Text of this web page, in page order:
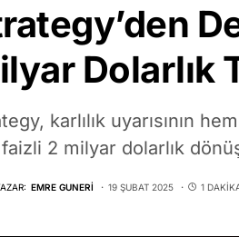
Dolarlık
karlılık uyarısının
2 milyar dolarlık
EMRE GUNERI 19 ŞUBAT 2025 1